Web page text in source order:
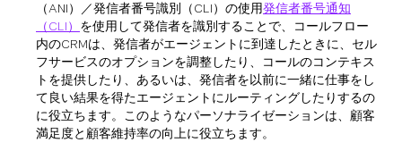
（ANI）／発信者番号識別（CLI）の使用発信者番号通知
（CLI） を使用して発信者を識別することで、コールフロー
内のCRMは、発信者がエージェントに到達したときに、セル
フサービスのオプションを調整したり、コールのコンテキス
トを提供したり、あるいは、発信者を以前に一緒に仕事をし
て良い結果を得たエージェントにルーティングしたりするの
に役立ちます。このようなパーソナライゼーションは、顧客
満足度と顧客維持率の向上に役立ちます。